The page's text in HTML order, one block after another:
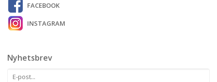
FACEBOOK
INSTAGRAM
Nyhetsbrev